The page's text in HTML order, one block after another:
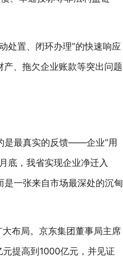
处置、闭环办理”的快速响应
、拖欠企业账款等突出问题
是最真实的反馈——企业“用
底，我省实现企业净迁入
一张来自市场最深处的沉甸
布局。京东集团董事局主席
提高到1000亿元，并见证